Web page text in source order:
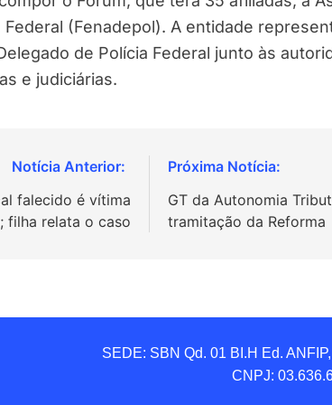
(Fenadepol). A entidade
de Polícia Federal junto às
e judiciárias.
falecido é vítima
filha relata o caso
GT da Autonomia
tramitação da Reforma
SEDE: SBN Qd. 01 BI.H Ed.
CNPJ: